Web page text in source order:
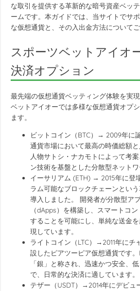
な取引を提供する革新的な暗号資産ベッ
ームです。本ガイドでは、当サイトでサ
な仮想通貨と、その入出金方法についてご
スポーツベットアイオ
決済オプション
最先端の仮想通貨ベッティング体験を実
ベットアイオーでは多様な仮想通貨オプ
ます。
ビットコイン（BTC）→ 2009年に
通貨市場において最高の時価総額
人物サトシ・ナカモトによって考
ン技術を基盤とした分散型ネットワ
イーサリアム (ETH) → 2015年に登
ラム可能なブロックチェーンとい
導入しました。 開発者が分散型ア
（dApps）を構築し、スマートコ
することを可能にし、単純な送金
現しています。
ライトコイン（LTC）→2011年にチ
設したピアツーピア仮想通貨です
「銀」と称され、迅速かつ安全、
で、日常的な決済に適しています。
テザー（USDT）→2014年にデビュ